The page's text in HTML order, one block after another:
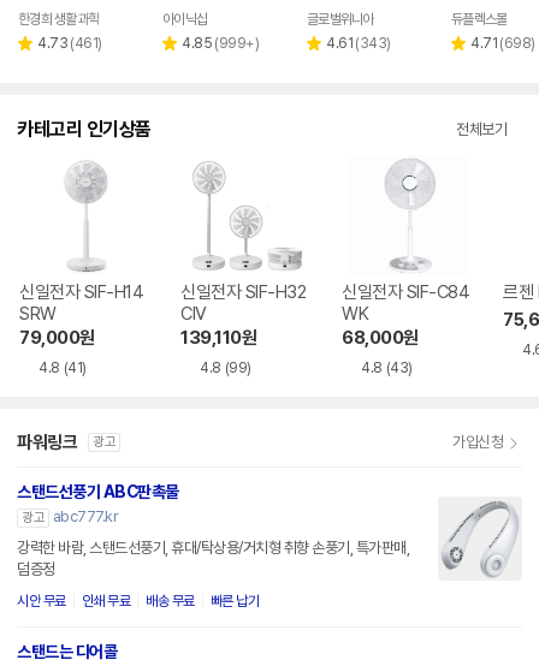
한경희 생활과학
별 4.73 리
(461)
아이닉샵
별 4.85 리
(999+)
페이
글로벌위니아
별 4.61 리
(343)
듀플렉스몰
별 4.71 리
(698)
카테고리 인기상품 전체보기
신일전자 SIF-H14
SRW
79,000원
4.8 (41)
신일전자 SIF-H32
CIV
139,110원
4.8 (99)
신일전자 SIF-C84
WK
68,000원
4.8 (43)
르젠
파워링크 광고 가입신청
스탠드선풍기 ABC판촉물
광고
abc777.kr
강력한 바람, 스탠드선풍기, 휴대/탁상용/거치형 취향 손풍기, 특가판매,
덤증정
시안 무료 인쇄 무료 배송 무료 빠른 납기
스탠드는 디어콜